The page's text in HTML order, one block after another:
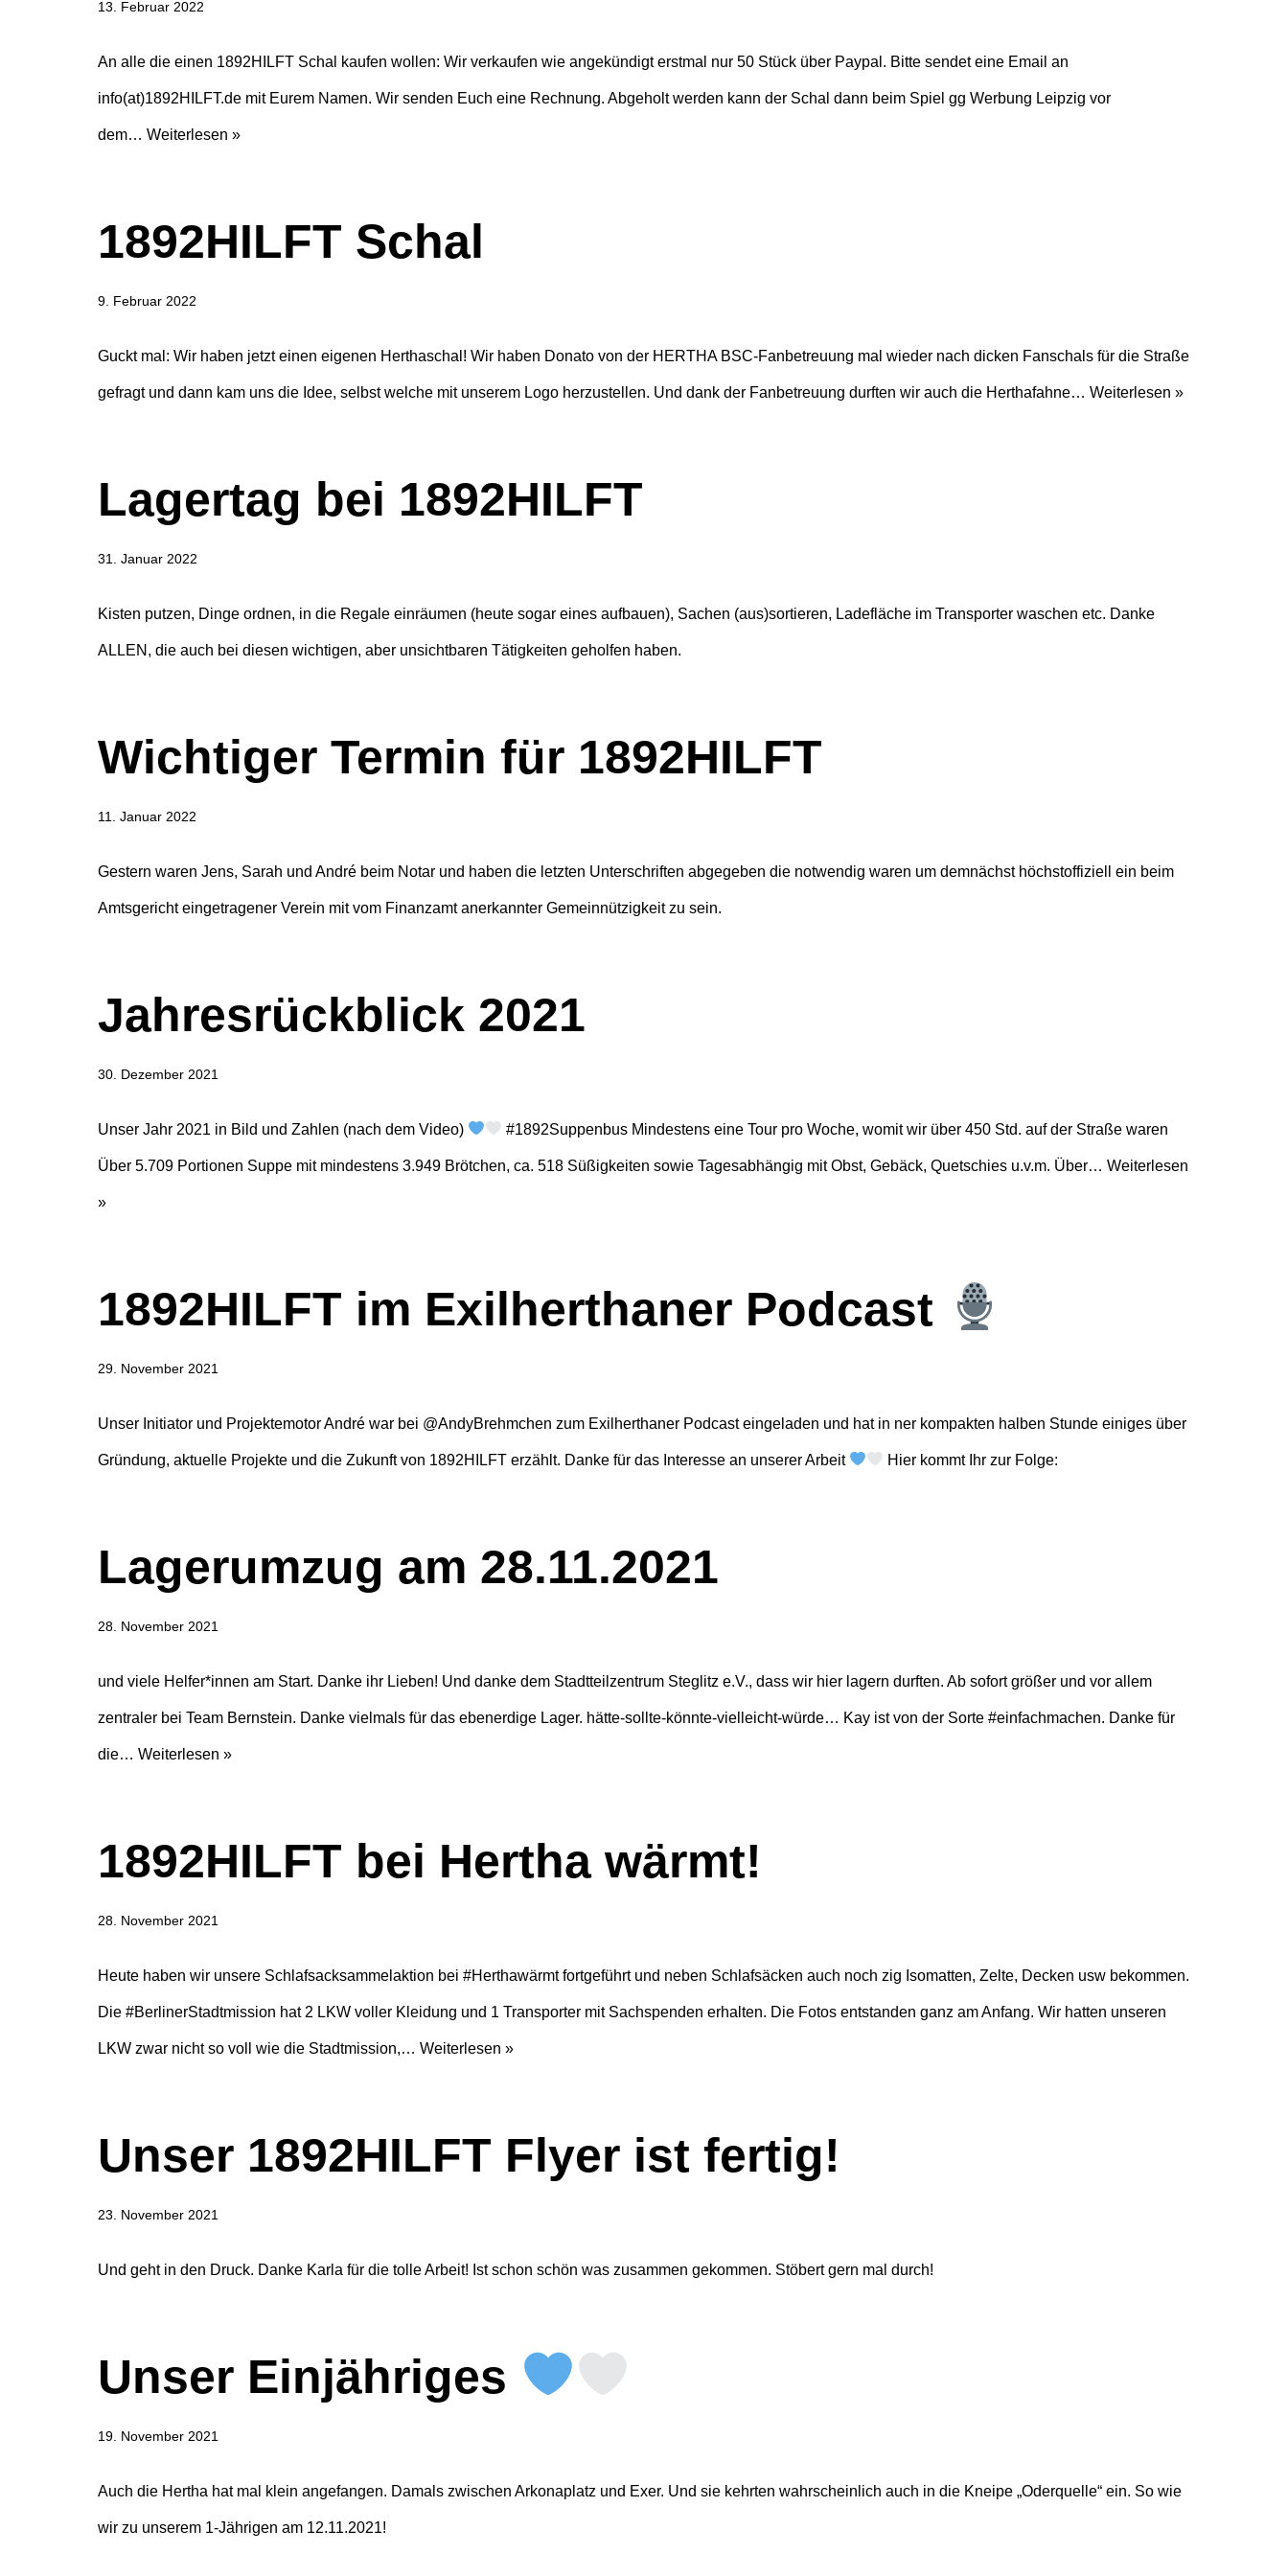
13. Februar 2022
An alle die einen 1892HILFT Schal kaufen wollen: Wir verkaufen wie angekündigt erstmal nur 50 Stück über Paypal. Bitte sendet eine Email an
info(at)1892HILFT.de mit Eurem Namen. Wir senden Euch eine Rechnung. Abgeholt werden kann der Schal dann beim Spiel gg Werbung Leipzig vor
dem… Weiterlesen »
1892HILFT Schal
9. Februar 2022
Guckt mal: Wir haben jetzt einen eigenen Herthaschal! Wir haben Donato von der HERTHA BSC-Fanbetreuung mal wieder nach dicken Fanschals für die Straße
gefragt und dann kam uns die Idee, selbst welche mit unserem Logo herzustellen. Und dank der Fanbetreuung durften wir auch die Herthafahne… Weiterlesen »
Lagertag bei 1892HILFT
31. Januar 2022
Kisten putzen, Dinge ordnen, in die Regale einräumen (heute sogar eines aufbauen), Sachen (aus)sortieren, Ladefläche im Transporter waschen etc. Danke
ALLEN, die auch bei diesen wichtigen, aber unsichtbaren Tätigkeiten geholfen haben.
Wichtiger Termin für 1892HILFT
11. Januar 2022
Gestern waren Jens, Sarah und André beim Notar und haben die letzten Unterschriften abgegeben die notwendig waren um demnächst höchstoffiziell ein beim
Amtsgericht eingetragener Verein mit vom Finanzamt anerkannter Gemeinnützigkeit zu sein.
Jahresrückblick 2021
30. Dezember 2021
Unser Jahr 2021 in Bild und Zahlen (nach dem Video) #1892Suppenbus Mindestens eine Tour pro Woche, womit wir über 450 Std. auf der Straße waren
Über 5.709 Portionen Suppe mit mindestens 3.949 Brötchen, ca. 518 Süßigkeiten sowie Tagesabhängig mit Obst, Gebäck, Quetschies u.v.m. Über… Weiterlesen
»
1892HILFT im Exilherthaner Podcast
29. November 2021
Unser Initiator und Projektemotor André war bei @AndyBrehmchen zum Exilherthaner Podcast eingeladen und hat in ner kompakten halben Stunde einiges über
Gründung, aktuelle Projekte und die Zukunft von 1892HILFT erzählt. Danke für das Interesse an unserer Arbeit Hier kommt Ihr zur Folge:
Lagerumzug am 28.11.2021
28. November 2021
und viele Helfer*innen am Start. Danke ihr Lieben! Und danke dem Stadtteilzentrum Steglitz e.V., dass wir hier lagern durften. Ab sofort größer und vor allem
zentraler bei Team Bernstein. Danke vielmals für das ebenerdige Lager. hätte-sollte-könnte-vielleicht-würde… Kay ist von der Sorte #einfachmachen. Danke für
die… Weiterlesen »
1892HILFT bei Hertha wärmt!
28. November 2021
Heute haben wir unsere Schlafsacksammelaktion bei #Herthawärmt fortgeführt und neben Schlafsäcken auch noch zig Isomatten, Zelte, Decken usw bekommen.
Die #BerlinerStadtmission hat 2 LKW voller Kleidung und 1 Transporter mit Sachspenden erhalten. Die Fotos entstanden ganz am Anfang. Wir hatten unseren
LKW zwar nicht so voll wie die Stadtmission,… Weiterlesen »
Unser 1892HILFT Flyer ist fertig!
23. November 2021
Und geht in den Druck. Danke Karla für die tolle Arbeit! Ist schon schön was zusammen gekommen. Stöbert gern mal durch!
Unser Einjähriges
19. November 2021
Auch die Hertha hat mal klein angefangen. Damals zwischen Arkonaplatz und Exer. Und sie kehrten wahrscheinlich auch in die Kneipe „Oderquelle“ ein. So wie
wir zu unserem 1-Jährigen am 12.11.2021!